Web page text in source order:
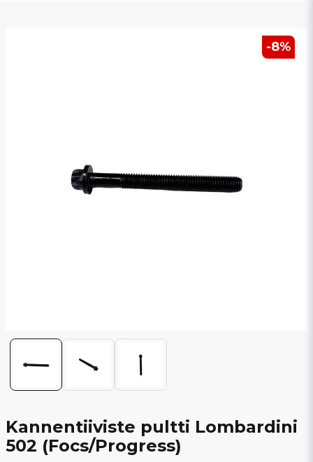
-8%
Kannentiiviste pultti Lombardini
502 (Focs/Progress)